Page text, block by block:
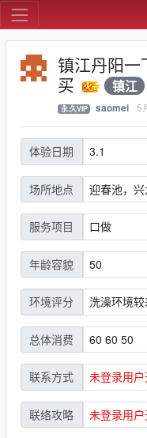
镇江丹阳
买
镇江
永.久VIP saomei 5
体验日期 3.1
场所地点 迎春池，
服务项目 口做
年龄容貌 50
环境评分 洗澡环境
总体消费 60 60 50
联系方式 未登录用
联络攻略 未登录用